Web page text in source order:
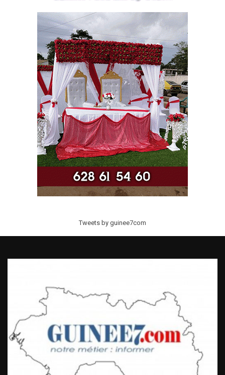
Tweets by guinee7com